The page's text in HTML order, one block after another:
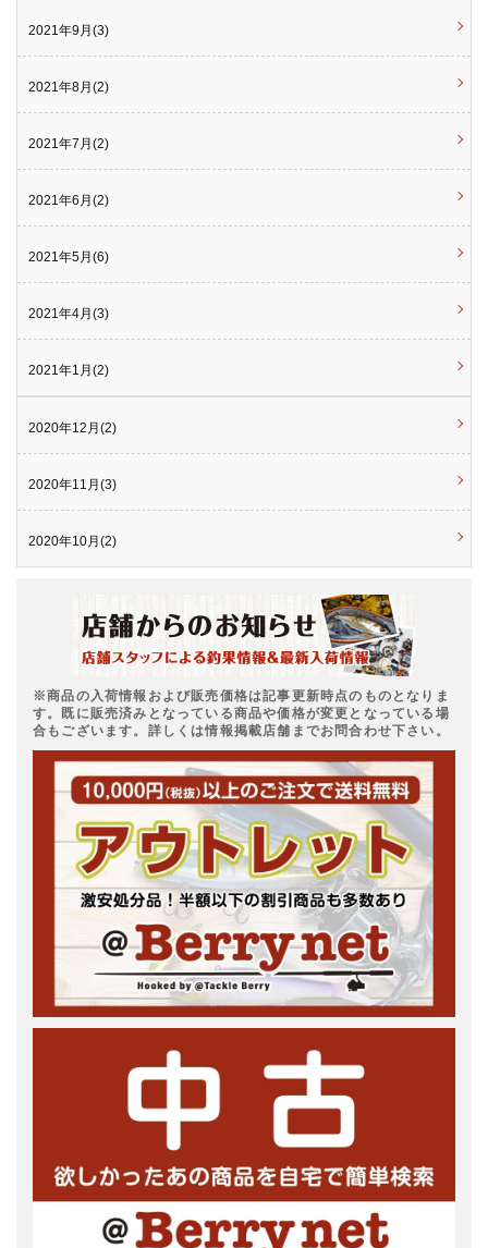
2021年9月(3)
2021年8月(2)
2021年7月(2)
2021年6月(2)
2021年5月(6)
2021年4月(3)
2021年1月(2)
2020年12月(2)
2020年11月(3)
2020年10月(2)
※商品の入荷情報および販売価格は記事更新時点のものとなりま
す。既に販売済みとなっている商品や価格が変更となっている場
合もございます。詳しくは情報掲載店舗までお問合わせ下さい。